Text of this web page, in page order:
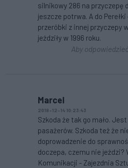
silnikowy 286 na przyczepę
jeszcze potrwa. A do
przeróbki z innej przyczepy
jeździły w 1996 roku.
Aby
Marcel
2018-12-14 10:23:43
Szkoda że tak go mało.
pasażerów. Szkoda też że
doprowadzenie do
doczepa, czemu nie jeździ?
Komunikacji - Zajezdnia